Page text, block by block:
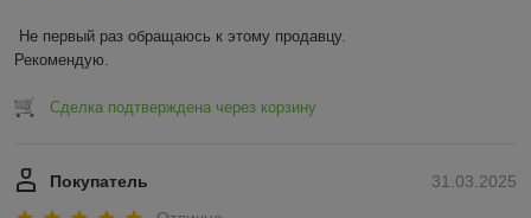
Не первый раз обращаюсь к этому продавцу.
Рекомендую.
Сделка подтверждена через корзину
31.03.2025
Покупатель